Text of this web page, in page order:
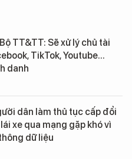
TT&TT: Sẽ xử lý chủ tài
TikTok, Youtube...
danh
dân làm thủ tục cấp đổi
xe qua mạng gặp khó vì
dữ liệu